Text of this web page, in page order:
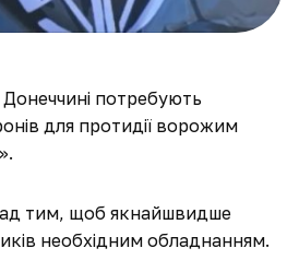
потребують
для протидії ворожим
тим, щоб якнайшвидше
необхідним обладнанням.